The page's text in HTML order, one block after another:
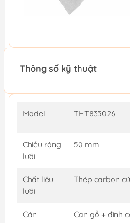
Thông số kỹ thuật
Model THT835026
Chiều rộng
lưỡi
50 mm
Chất liệu
lưỡi
Thép carbon
Cán Cán gỗ + đinh